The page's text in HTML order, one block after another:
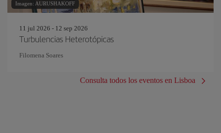
Imagen: AURUSHAKOFF
11 jul 2026 - 12 sep 2026
Turbulencias Heterotópicas
Filomena Soares
Consulta todos los eventos en Lisboa